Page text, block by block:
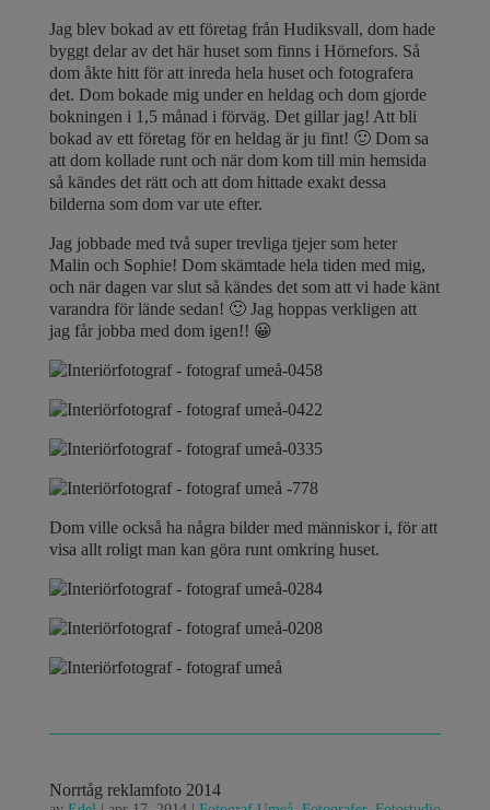
Jag blev bokad av ett företag från Hudiksvall, dom hade
byggt delar av det här huset som finns i Hörnefors. Så
dom åkte hitt för att inreda hela huset och fotografera
det. Dom bokade mig under en heldag och dom gjorde
bokningen i 1,5 månad i förväg. Det gillar jag! Att bli
bokad av ett företag för en heldag är ju fint! 🙂 Dom sa
att dom kollade runt och när dom kom till min hemsida
så kändes det rätt och att dom hittade exakt dessa
bilderna som dom var ute efter.
Jag jobbade med två super trevliga tjejer som heter
Malin och Sophie! Dom skämtade hela tiden med mig,
och när dagen var slut så kändes det som att vi hade känt
varandra för lände sedan! 🙂 Jag hoppas verkligen att
jag får jobba med dom igen!! 😀
Dom ville också ha några bilder med människor i, för att
visa allt roligt man kan göra runt omkring huset.
Norrtåg reklamfoto 2014